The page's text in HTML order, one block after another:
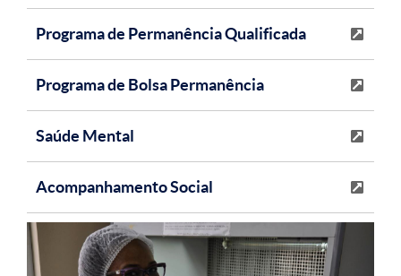
Programa de Permanência Qualificada
Programa de Bolsa Permanência
Saúde Mental
Acompanhamento Social